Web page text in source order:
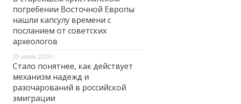
погребении Восточной Европы
нашли капсулу времени с
посланием от советских
археологов
29 июля 2026 г.
Стало понятнее, как действует
механизм надежд и
разочарований в российской
эмиграции